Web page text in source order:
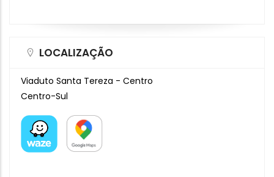
LOCALIZAÇÃO
Viaduto Santa Tereza - Centro
Centro-Sul